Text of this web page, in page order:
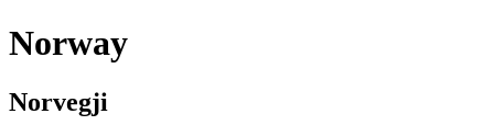
Norway
Norvegji